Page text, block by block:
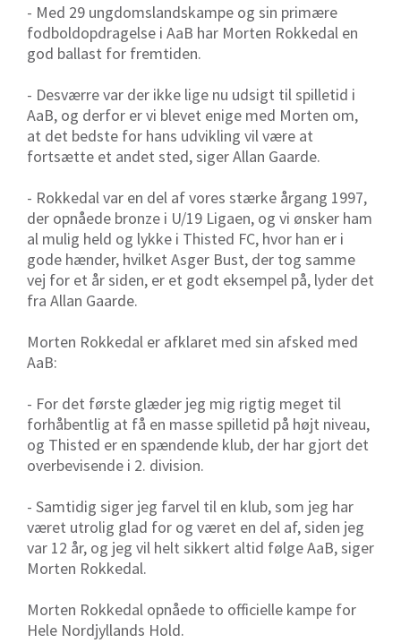
- Med 29 ungdomslandskampe og sin primære
fodboldopdragelse i AaB har Morten Rokkedal en
god ballast for fremtiden.
- Desværre var der ikke lige nu udsigt til spilletid i
AaB, og derfor er vi blevet enige med Morten om,
at det bedste for hans udvikling vil være at
fortsætte et andet sted, siger Allan Gaarde.
- Rokkedal var en del af vores stærke årgang 1997,
der opnåede bronze i U/19 Ligaen, og vi ønsker ham
al mulig held og lykke i Thisted FC, hvor han er i
gode hænder, hvilket Asger Bust, der tog samme
vej for et år siden, er et godt eksempel på, lyder det
fra Allan Gaarde.
Morten Rokkedal er afklaret med sin afsked med
AaB:
- For det første glæder jeg mig rigtig meget til
forhåbentlig at få en masse spilletid på højt niveau,
og Thisted er en spændende klub, der har gjort det
overbevisende i 2. division.
- Samtidig siger jeg farvel til en klub, som jeg har
været utrolig glad for og været en del af, siden jeg
var 12 år, og jeg vil helt sikkert altid følge AaB, siger
Morten Rokkedal.
Morten Rokkedal opnåede to officielle kampe for
Hele Nordjyllands Hold.